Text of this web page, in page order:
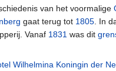
van het voormalige
gaat terug tot 1805 . In
Vanaf 1831 was dit
Wilhelmina Koningin der